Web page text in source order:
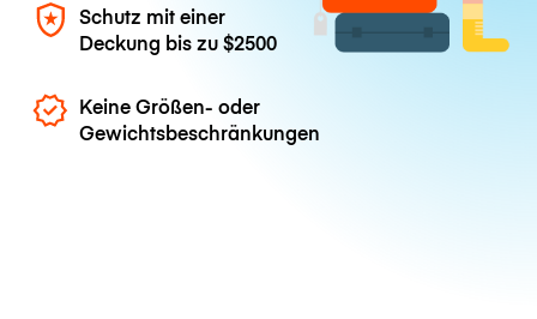
Schutz mit einer
Deckung bis zu$2500
Keine Größen- oder
Gewichtsbeschränkungen